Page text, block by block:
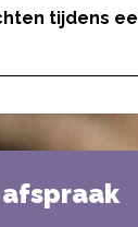
tijdens
afspraak